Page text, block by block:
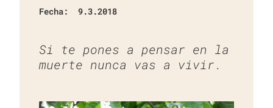
Fecha:
9.3.2018
Si te pones a pensar en la
muerte nunca vas a vivir.